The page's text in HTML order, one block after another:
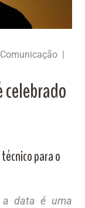
para o
a data é uma